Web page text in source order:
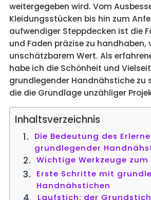
weitergegeben wird. Vom
Kleidungsstücken bis hin zum
aufwendiger Steppdecken ist die
und Faden präzise zu handhaben,
unschätzbarem Wert. Als
habe ich die Schönheit und
grundlegender Handnähstiche zu
die die Grundlage unzähliger
Inhaltsverzeichnis
Die Bedeutung des
grundlegender
Wichtige Werkzeuge
Erste Schritte mit
Handnähstichen
Laufstich: der Grundstich